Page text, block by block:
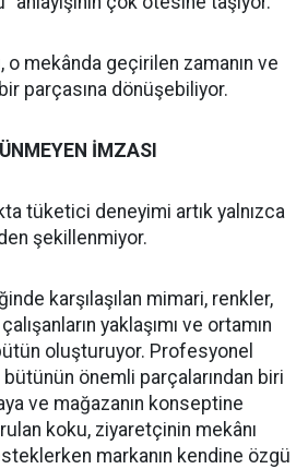
o mekânda geçirilen zamanın ve
parçasına dönüşebiliyor.
İMZASI
tüketici deneyimi artık yalnızca
şekillenmiyor.
karşılaşılan mimari, renkler,
yaklaşımı ve ortamın
oluşturuyor. Profesyonel
önemli parçalarından biri
ve mağazanın konseptine
koku, ziyaretçinin mekânı
markanın kendine özgü